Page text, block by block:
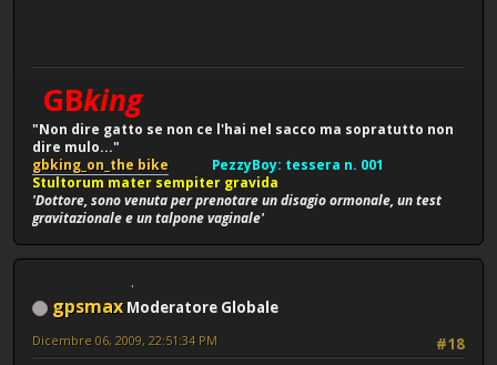
GBking
"Non dire gatto se non ce l'hai nel sacco ma sopratutto non
dire mulo..."
gbking_on_the bike
PezzyBoy: tessera n. 001
Stultorum mater sempiter gravida
'Dottore, sono venuta per prenotare un disagio ormonale, un test
gravitazionale e un talpone vaginale'
gpsmax Moderatore Globale
#18
Dicembre 06, 2009, 22:51:34 PM